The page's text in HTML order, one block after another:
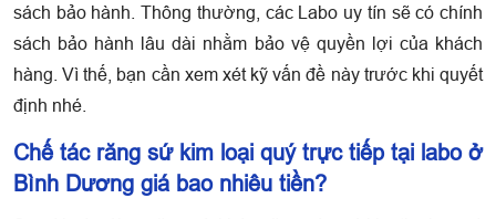
sách bảo hành. Thông thường, các Labo uy tín sẽ có chính
sách bảo hành lâu dài nhằm bảo vệ quyền lợi của khách
hàng. Vì thế, bạn cần xem xét kỹ vấn đề này trước khi quyết
định nhé.
Chế tác răng sứ kim loại quý trực tiếp tại labo ở
Bình Dương giá bao nhiêu tiền?